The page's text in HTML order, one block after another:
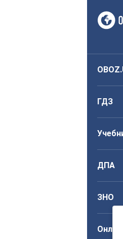
ГДЗ
ДПА
ЗНО